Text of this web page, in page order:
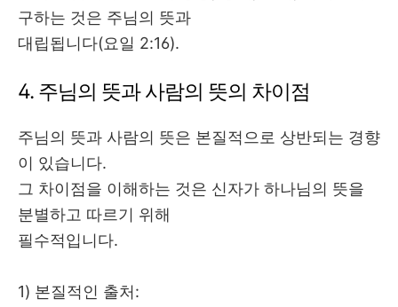
구하는 것은 주님의 뜻과
대립됩니다(요일 2:16).
4. 주님의 뜻과 사람의 뜻의 차이점
주님의 뜻과 사람의 뜻은 본질적으로 상반되는 경향
이 있습니다.
그 차이점을 이해하는 것은 신자가 하나님의 뜻을
분별하고 따르기 위해
필수적입니다.
1) 본질적인 출처: